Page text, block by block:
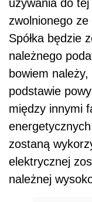
używania do
zwolnionego
Spółka będzie
należnego
bowiem
podstawie
między innymi
zostaną
elektrycznej
należnej